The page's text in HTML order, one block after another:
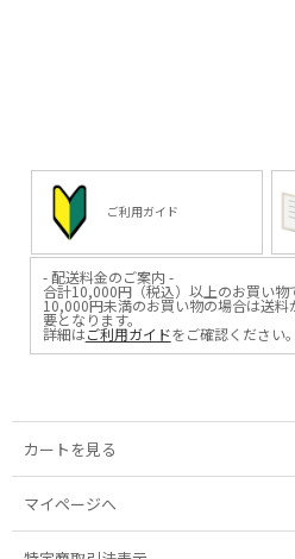
ご利用ガイド
- 配送料金のご案内 -
合計10,000円（税込）以上のお買い物
10,000円未満のお買い物の場合は送
要となります。
詳細はご利用ガイドをご確認ください。
カートを見る
マイページへ